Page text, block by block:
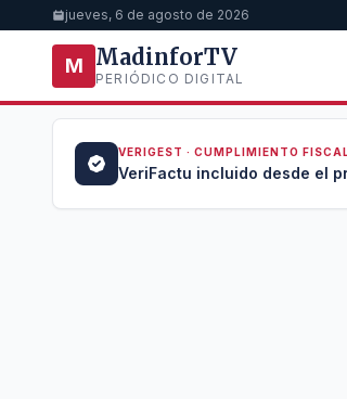
jueves, 6 de agosto de 2026
M MadinforTV
PERIÓDICO DIGITAL
VERIGEST · CUMPLIMIENTO FISCAL
VeriFactu incluido desde el